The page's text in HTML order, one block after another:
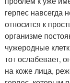
герпес навсегда
относится к
организме
чужеродные
тот ослабевает,
на коже лица,